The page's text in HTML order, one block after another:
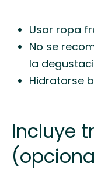
Usar ropa
No se
la
Hidratarse
Incluye